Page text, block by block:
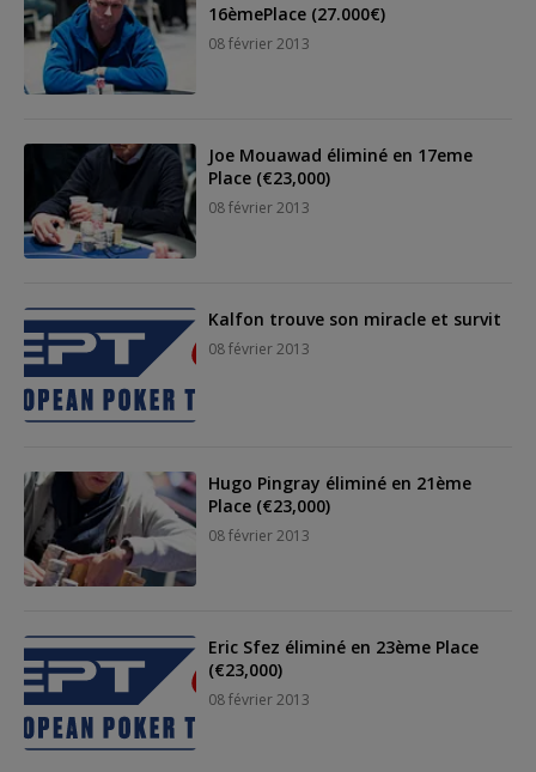
16èmePlace (27.000€)
08 février 2013
Joe Mouawad éliminé en 17eme
Place (€23,000)
08 février 2013
Kalfon trouve son miracle et survit
08 février 2013
Hugo Pingray éliminé en 21ème
Place (€23,000)
08 février 2013
Eric Sfez éliminé en 23ème Place
(€23,000)
08 février 2013